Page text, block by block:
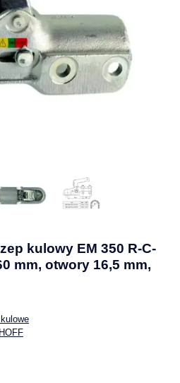
kulowy EM 350 R-C-
mm, otwory 16,5 mm,